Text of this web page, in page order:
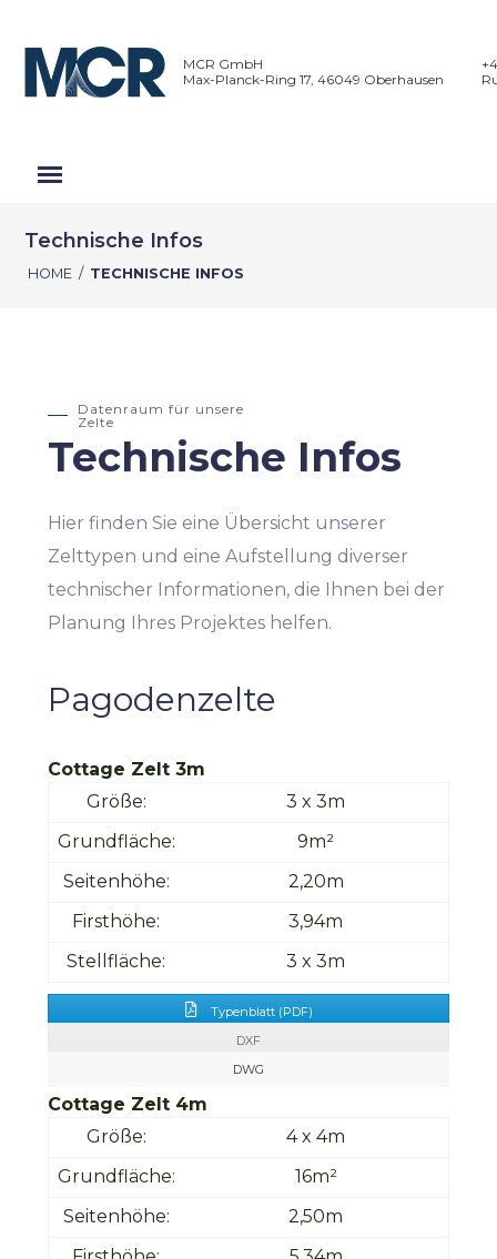
MCR GmbH
Max-Planck-Ring 17, 46049 Oberhausen
Technische Infos
HOME / TECHNISCHE INFOS
Datenraum für unsere
Zelte
Technische Infos
Hier finden Sie eine Übersicht unserer
Zelttypen und eine Aufstellung diverser
technischer Informationen, die Ihnen bei der
Planung Ihres Projektes helfen.
Pagodenzelte
Cottage Zelt 3m
Größe:
3 x 3m
Grundfläche:
9m²
Seitenhöhe:
2,20m
Firsthöhe:
3,94m
Stellfläche:
3 x 3m
Typenblatt (PDF)
DXF
DWG
Cottage Zelt 4m
Größe:
4 x 4m
Grundfläche:
16m²
Seitenhöhe:
2,50m